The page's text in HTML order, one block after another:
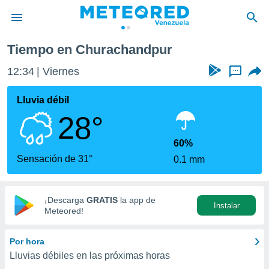
de
ha
para
que se
calidad.
a este
las
y
digital
basada
Tiempo en Churachandpur
12:34 Viernes ...
Lluvia débil
28°
Sensación de 31°
60%
0.1 mm
¡Descarga GRATIS la app de
Meteored!
Instalar
Por hora
Lluvias débiles en las próximas horas